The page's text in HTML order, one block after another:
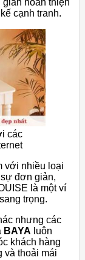
hoàn thiện
cạnh tranh.
các
với nhiều loại
đơn giản,
là một ví
trọng.
nhưng các
BAYA luôn
khách hàng
và thoải mái